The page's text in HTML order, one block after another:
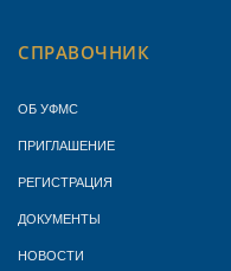
СПРАВОЧНИК
ОБ УФМС
ПРИГЛАШЕНИЕ
РЕГИСТРАЦИЯ
ДОКУМЕНТЫ
НОВОСТИ